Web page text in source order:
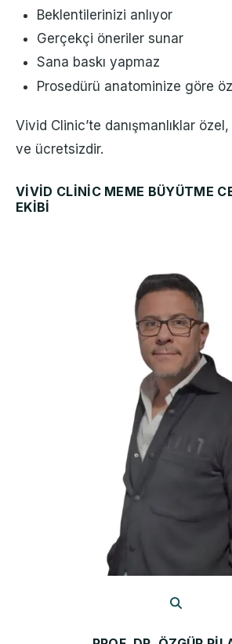
Beklentilerinizi anlıyor
Gerçekçi öneriler sunar
Sana baskı yapmaz
Prosedürü anatominize göre
Vivid Clinic’te danışmanlıklar
ve ücretsizdir.
VIVID CLINIC MEME BÜYÜTME
EKIBI